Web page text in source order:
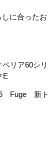
に合ったお
リア60シリ
E
Fuge 新ト